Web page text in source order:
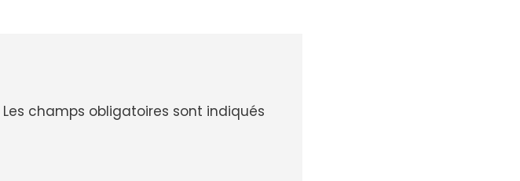
Les champs obligatoires sont indiqués